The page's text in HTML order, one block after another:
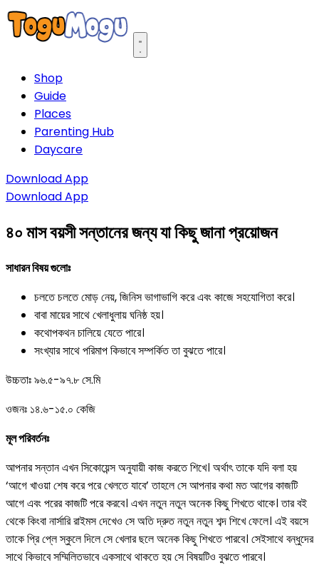
Open main menu
Shop
Guide
Places
Parenting Hub
Daycare
Download App
Download App
৪০ মাস বয়সী সন্তানের জন্য যা কিছু জানা প্রয়োজন
সাধারন বিষয় গুলোঃ
চলতে চলতে মোড় নেয়, জিনিস ভাগাভাগি করে এবং কাজে সহযোগিতা করে।
বাবা মায়ের সাথে খেলাধুলায় ঘনিষ্ঠ হয়।
কথোপকথন চালিয়ে যেতে পারে।
সংখ্যার সাথে পরিমাপ কিভাবে সম্পর্কিত তা বুঝতে পারে।
উচ্চতাঃ ৯৬.৫-৯৭.৮ সে.মি
ওজনঃ ১৪.৬-১৫.০ কেজি
মূল পরিবর্তনঃ
আপনার সন্তান এখন সিকোয়েন্স অনুযায়ী কাজ করতে শিখে। অর্থাৎ তাকে যদি বলা হয়
‘আগে খাওয়া শেষ করে পরে খেলতে যাবে’ তাহলে সে আপনার কথা মত আগের কাজটি
আগে এবং পরের কাজটি পরে করবে। এখন নতুন নতুন অনেক কিছু শিখতে থাকে। তার বই
থেকে কিংবা নার্সারি রাইমস দেখেও সে অতি দ্রুত নতুন নতুন শব্দ শিখে ফেলে। এই বয়সে
তাকে প্রি প্লে স্কুলে দিলে সে খেলার ছলে অনেক কিছু শিখতে পারবে। সেইসাথে বন্ধুদের
সাথে কিভাবে সম্মিলিতভাবে একসাথে থাকতে হয় সে বিষয়টিও বুঝতে পারবে।